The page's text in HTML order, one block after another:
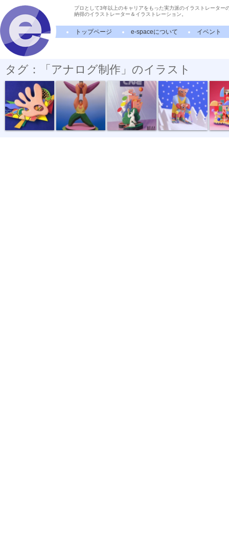
プロとして3年以上のキャリアをもった実力派のイラストレーター
納得のイラストレーター＆イラストレーション。
トップページ e-spaceについて イベント
タグ：「アナログ制作」のイラスト
細胞分裂 組体操 若い力 日立電器情報... アニマルカレ...